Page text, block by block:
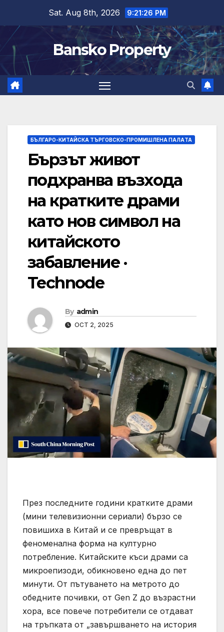
content
Sat. Aug 8th, 2026 9:21:27 PM
Bansko Property
БЪЛГАРО-КИТАЙСКА ТЪРГОВСКО-ПРОМИШЛЕНА ПАЛAТА
Бързът живот
подхранва възхода
на кратките драми
като нов символ на
китайското
забавление ·
Technode
By admin
OCT 2, 2025
През последните години кратките драми
(мини телевизионни сериали) бързо се
повишиха в Китай и се превръщат в
феноменална форма на културно
потребление. Китайските къси драми са
микроепизоди, обикновено една до пет
минути. От пътуването на метрото до
обедните почивки, от Gen Z до възрастни
хора, все повече потребители се отдават
на тръпката от „завършването на история